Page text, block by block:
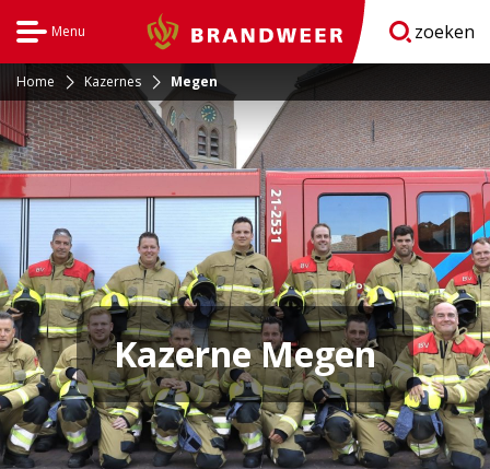
Menu Brandweer zoeken
Home Kazernes Megen
Kazerne Megen